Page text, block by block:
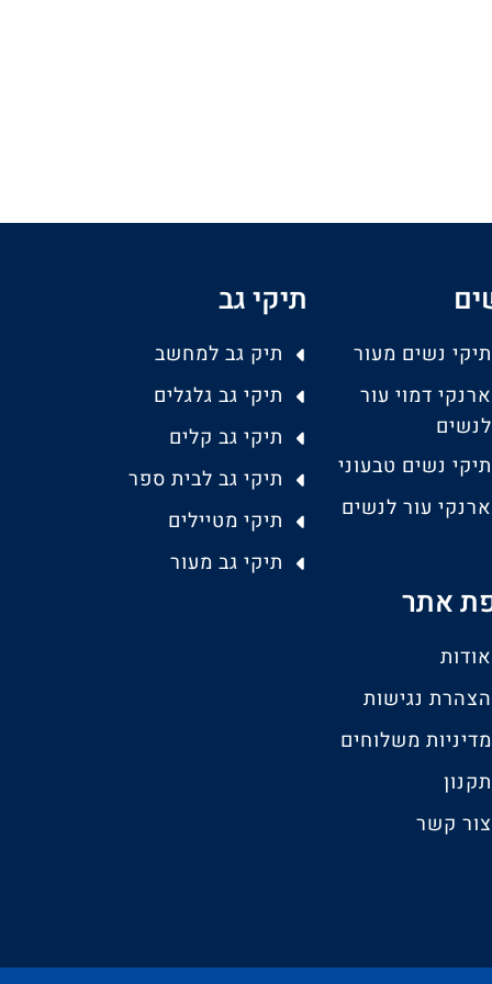
תיקי נשים מעור
ארנקי דמוי עור
לנשים
תיקי נשים טבעוני
ארנקי עור לנשים
תיקי גב
תיק גב למחשב
תיקי גב גלגלים
תיקי גב קלים
תיקי גב לבית ספר
תיקי מטיילים
תיקי גב מעור
אתר
אודות
הצהרת נגישות
מדיניות משלוחים
תקנון
צור קשר